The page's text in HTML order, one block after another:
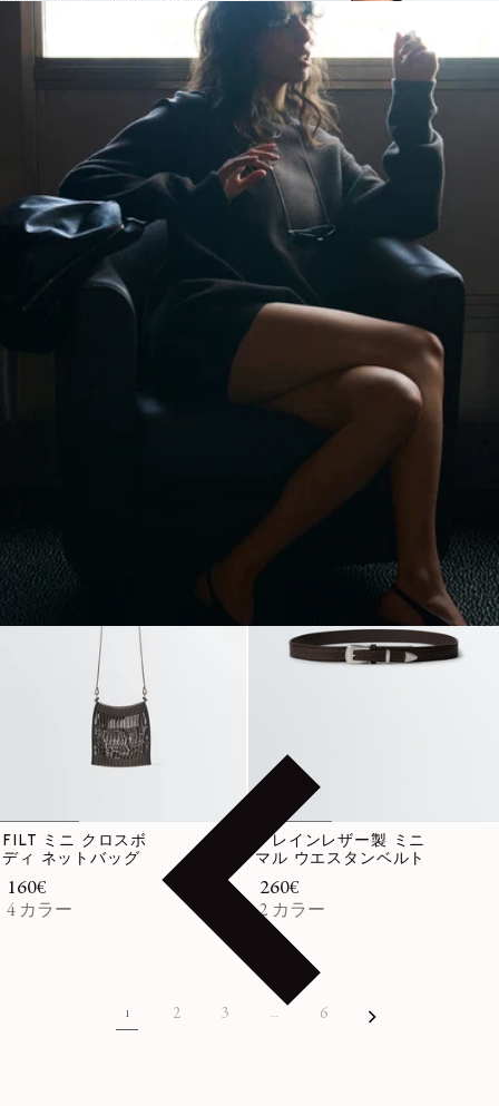
TWISTED メリノブレ
ンドカーディガン
FILT ミニ クロスボ
ディ ネットバッグ
通常価格
160€
4 カラー
グレインレザー製 ミニ
マル ウエスタンベルト
通常価格
260€
2 カラー
1 2 3 … 6